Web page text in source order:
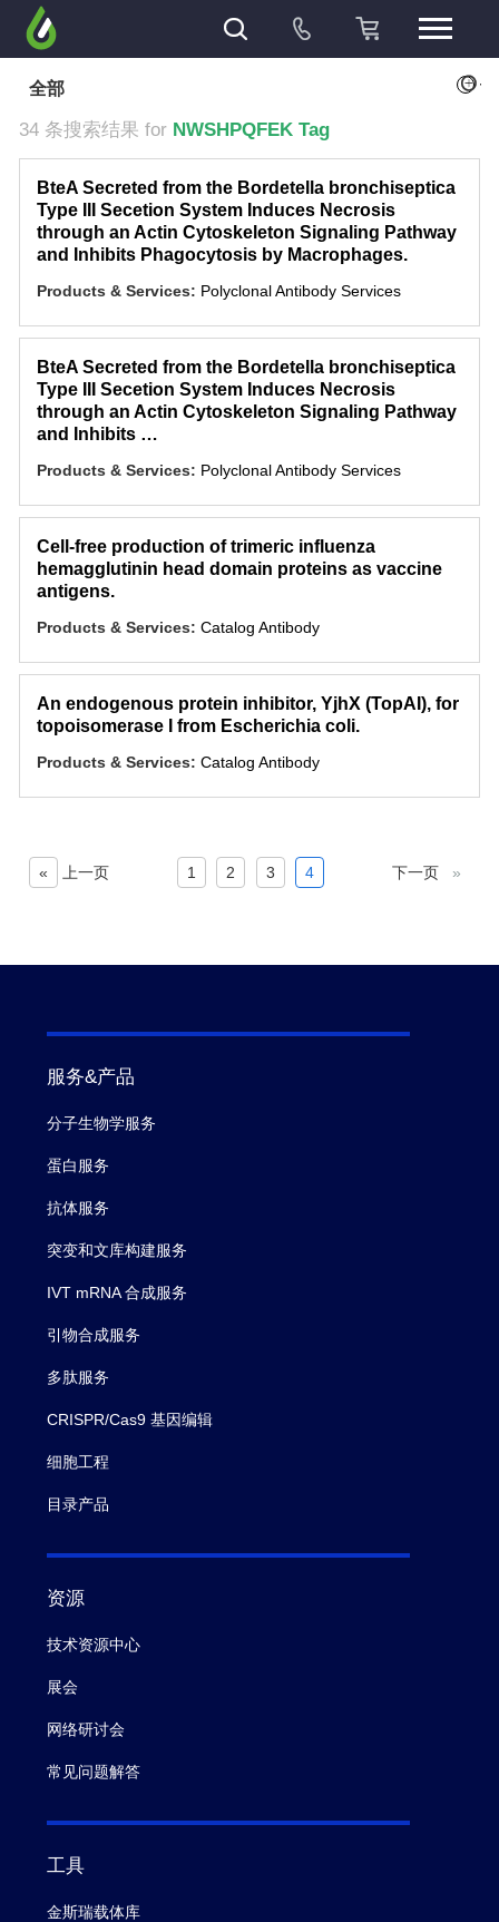
全部 +
34 条搜索结果 for NWSHPQFEK Tag
BteA Secreted from the Bordetella bronchiseptica
Type III Secetion System Induces Necrosis
through an Actin Cytoskeleton Signaling Pathway
and Inhibits Phagocytosis by Macrophages.
Products & Services: Polyclonal Antibody Services
BteA Secreted from the Bordetella bronchiseptica
Type III Secetion System Induces Necrosis
through an Actin Cytoskeleton Signaling Pathway
and Inhibits …
Products & Services: Polyclonal Antibody Services
Cell-free production of trimeric influenza
hemagglutinin head domain proteins as vaccine
antigens.
Products & Services: Catalog Antibody
An endogenous protein inhibitor, YjhX (TopAI), for
topoisomerase I from Escherichia coli.
Products & Services: Catalog Antibody
« 上一页 1 2 3 4 下一页 »
服务&产品
分子生物学服务
蛋白服务
抗体服务
突变和文库构建服务
IVT mRNA 合成服务
引物合成服务
多肽服务
CRISPR/Cas9 基因编辑
细胞工程
目录产品
资源
技术资源中心
展会
网络研讨会
常见问题解答
工具
金斯瑞载体库